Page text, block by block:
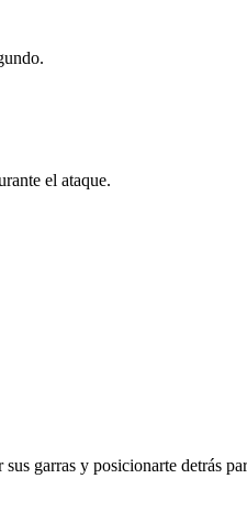
el ataque.
garras y posicionarte detrás